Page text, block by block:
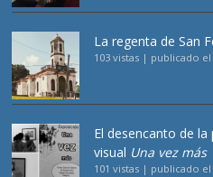
La regenta de San
103 vistas | publicado el
El desencanto de
visual Una vez más
101 vistas | publicado el